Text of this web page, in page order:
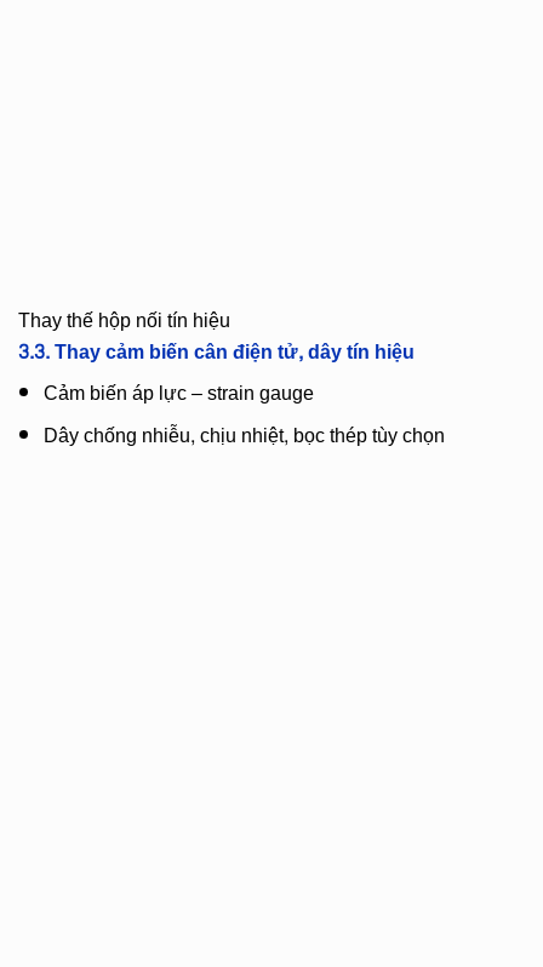
Thay thế hộp nối tín hiệu
3.3. Thaycảm biến cân điện tử, dây tín hiệu
Cảm biến áp lực – strain gauge
Dây chống nhiễu, chịu nhiệt, bọc thép tùy chọn